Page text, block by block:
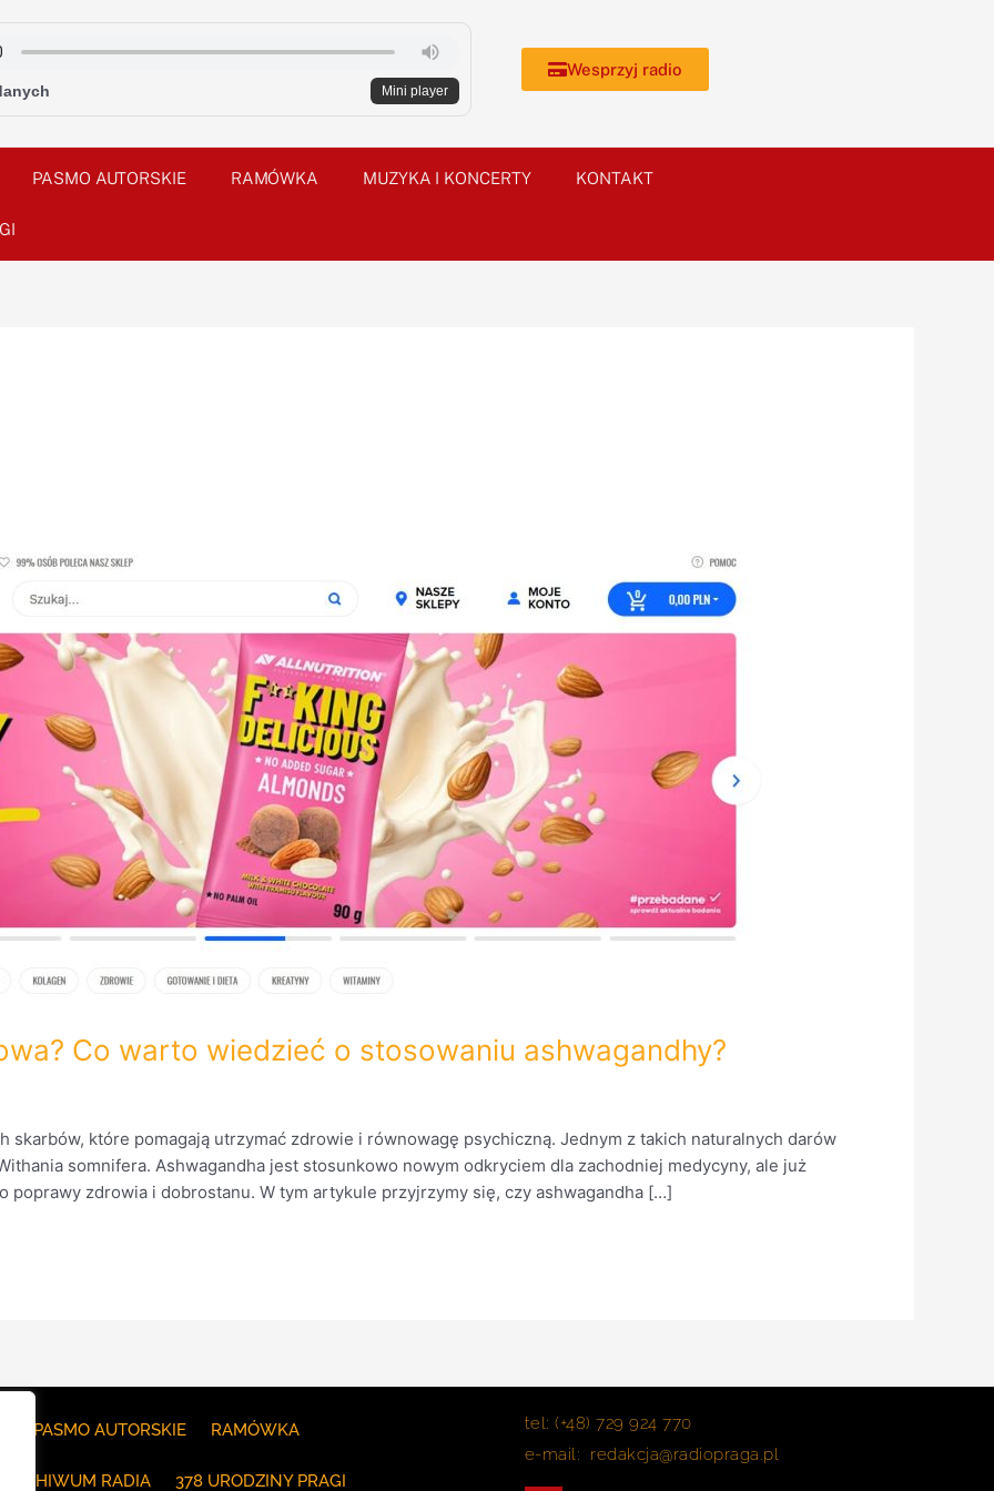
Mini player
Wesprzyj radio
PASMO AUTORSKIE RAMÓWKA MUZYKA I KONCERTY KONTAKT
Co warto wiedzieć o stosowaniu ashwagandhy?
skarbów, które pomagają utrzymać zdrowie i równowagę psychiczną. Jednym z takich naturalnych darów
somnifera. Ashwagandha jest stosunkowo nowym odkryciem dla zachodniej medycyny, ale już
poprawy zdrowia i dobrostanu. W tym artykule przyjrzymy się, czy ashwagandha […]
PASMO AUTORSKIE RAMÓWKA
ARCHIWUM RADIA 378 URODZINY PRAGI
tel: (+48) 729 924 770
e-mail: redakcja@radiopraga.pl